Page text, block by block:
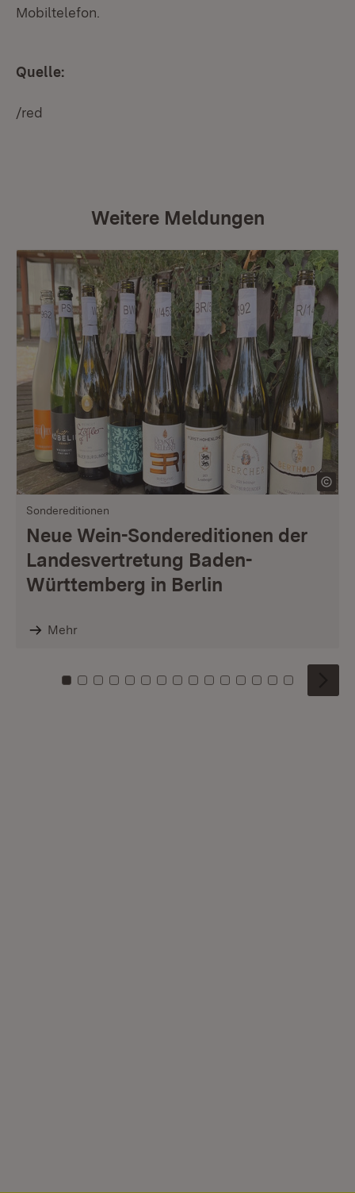
Mobiltelefon.
Quelle:
/red
Weitere Meldungen
Sondereditionen
Neue Wein-Sondereditionen der
Landesvertretung Baden-
Württemberg in Berlin
Mehr
Zu Kachel: 0
Zu Kachel: 1
Zu Kachel: 2
Zu Kachel: 3
Zu Kachel: 4
Zu Kachel: 5
Zu Kachel: 6
Zu Kachel: 7
Zu Kachel: 8
Zu Kachel: 9
Zu Kachel: 10
Zu Kachel: 11
Zu Kachel: 12
Zu Kachel:
Zu